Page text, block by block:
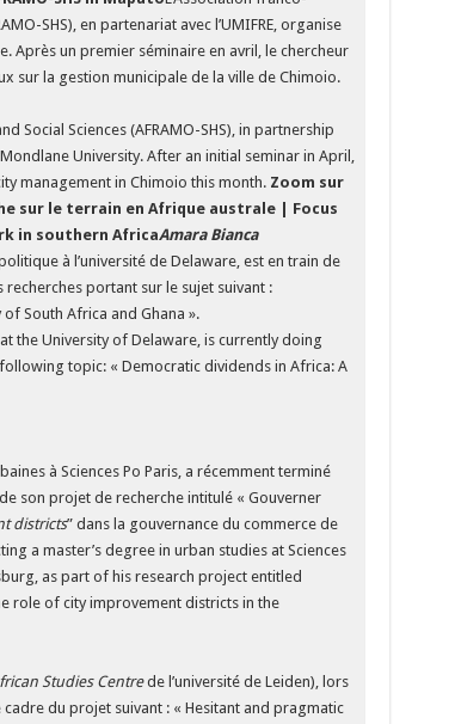
SHS), en partenariat avec l’UMIFRE, organise
Après un premier séminaire en avril, le chercheur
sur la gestion municipale de la ville de Chimoio.
Social Sciences (AFRAMO-SHS), in partnership
University. After an initial seminar in April,
management in Chimoio this month. Zoom sur
sur le terrain en Afrique australe | Focus
in southern AfricaAmara Bianca
à l’université de Delaware, est en train de
portant sur le sujet suivant :
South Africa and Ghana ».
the University of Delaware, is currently doing
topic: « Democratic dividends in Africa: A
à Sciences Po Paris, a récemment terminé
son projet de recherche intitulé « Gouverner
districts” dans la gouvernance du commerce de
a master’s degree in urban studies at Sciences
as part of his research project entitled
role of city improvement districts in the
Studies Centrede l’université de Leiden), lors
du projet suivant : « Hesitant and pragmatic